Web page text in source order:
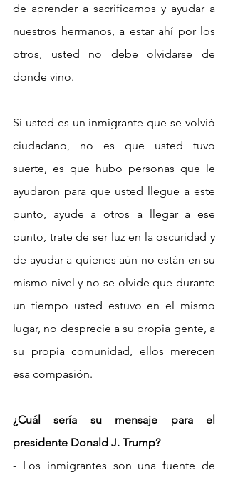
de aprender a sacrificarnos y ayudar a
nuestros hermanos, a estar ahí por los
otros, usted no debe olvidarse de
donde vino.
Si usted es un inmigrante que se volvió
ciudadano, no es que usted tuvo
suerte, es que hubo personas que le
ayudaron para que usted llegue a este
punto, ayude a otros a llegar a ese
punto, trate de ser luz en la oscuridad y
de ayudar a quienes aún no están en su
mismo nivel y no se olvide que durante
un tiempo usted estuvo en el mismo
lugar, no desprecie a su propia gente, a
su propia comunidad, ellos merecen
esa compasión.
¿Cuál sería su mensaje para el
presidente Donald J. Trump?
- Los inmigrantes son una fuente de